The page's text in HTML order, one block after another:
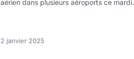
aérien dans plusieurs aéroports ce mardi.
2 janvier 2025